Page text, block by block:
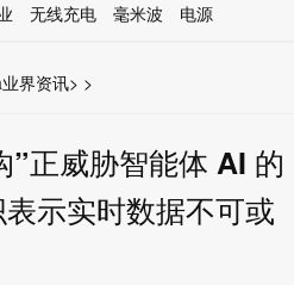
无线充电 毫米波
电源
>
业界资讯 >
”正威胁智能体 AI 的
示实时数据不可或